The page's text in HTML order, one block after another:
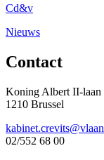
Cd&v
Nieuws
Contact
Koning Albert II-laan
1210 Brussel
02/552 68 00